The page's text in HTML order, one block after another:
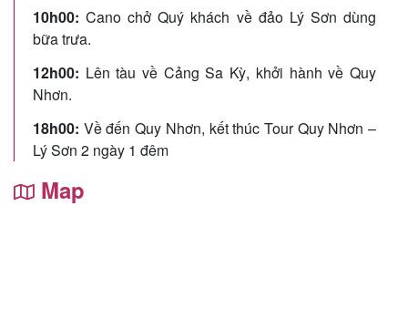
10h00: Cano chở Quý khách về đảo Lý Sơn dùng
bữa trưa.
12h00: Lên tàu về Cảng Sa Kỳ, khởi hành về Quy
Nhơn.
18h00: Về đến Quy Nhơn, kết thúc Tour Quy Nhơn –
Lý Sơn 2 ngày 1 đêm
Map